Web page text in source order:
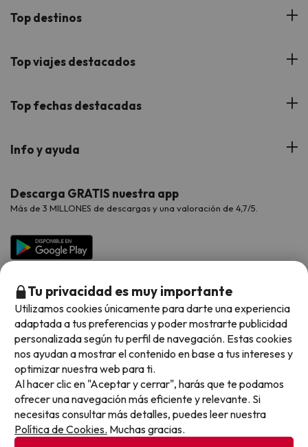
¿Quiénes somos?
Buscounchollo en los medios
Proveedores
Viajes para grupos
Top destinos
Hoteles Andalucía
Hoteles Cataluña
Hoteles Galicia
Hoteles Salou
Top viajes destacados
Viajes con Niños
Viajes de Novios
Chollos con Todo Incluido
Chollos en la playa
Hoteles con toboganes
Selección de la Newsletter
Los favoritos de nuestros clientes
Top fechas destacadas
Verano
Vacaciones en Agosto
Vacaciones en Octubre
Vacaciones en Noviembre
Info y ayuda
Contáctanos
Preguntas frecuentes
Descarga GRATIS nuestra app
Más de 3 MILLONES de descargas y una valoración de 4,7/5.
Métodos de pago disponibles
Condiciones generales
Tu privacidad es muy importante
Utilizamos cookies únicamente para darte una experiencia
adaptada a tus preferencias y poder mostrarte publicidad
personalizada según tu perfil de navegación. Estas cookies
nos ayudan a mostrar el contenido en base a tus intereses y
optimizar nuestra web para ti.
Al hacer clic en "Aceptar y cerrar", harás que te podamos
ofrecer una navegación más eficiente y relevante. Si
necesitas consultar más detalles, puedes leer nuestra
Política de Cookies. Muchas gracias.